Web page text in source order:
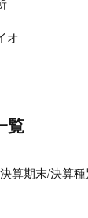
オ
覧
算期末/決算